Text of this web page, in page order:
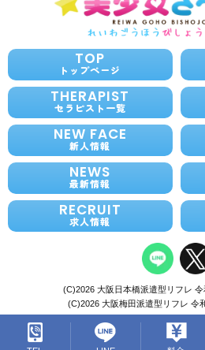
TOP
トップページ
THERAPIST
セラピスト一覧
NEW FACE
新人情報
NEWS
最新情報
RECRUIT
求人情報
(C)2026 大阪日本橋派遣型リフレ
(C)2026 大阪梅田派遣型リフレ 令